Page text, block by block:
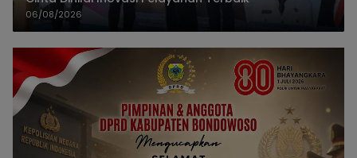
06/08/2026